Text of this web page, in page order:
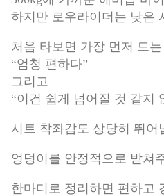
하지만 로우라이더는 낮은
처음 타보면 가장 먼저 드
“엄청 편하다”
그리고
“이건 쉽게 넘어질 것 같지
시트 착좌감도 상당히 뛰어
엉덩이를 안정적으로 받쳐
한마디로 정리하면 편하고